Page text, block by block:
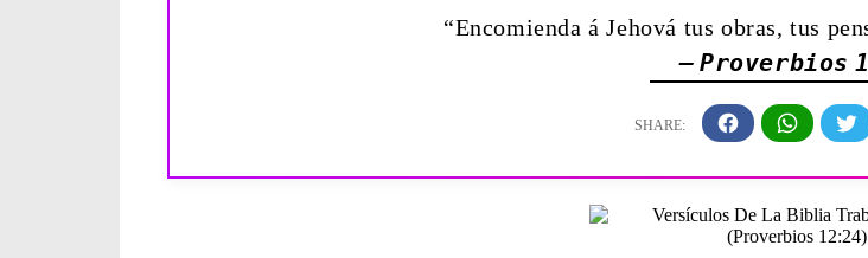
“Encomienda á Jehová tus obras, tus
— Proverbios